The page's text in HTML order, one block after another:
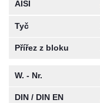
AISI
Tyč
Přířez z bloku
W. - Nr.
DIN / DIN EN